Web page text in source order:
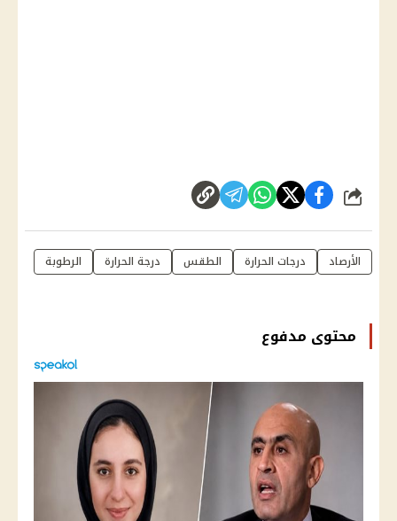
شارك
الأرصاد درجات الحرارة الطقس درجة الحرارة الرطوبة
محتوى مدفوع